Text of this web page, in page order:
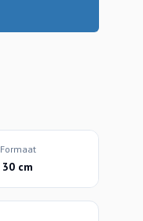
Formaat
30 cm